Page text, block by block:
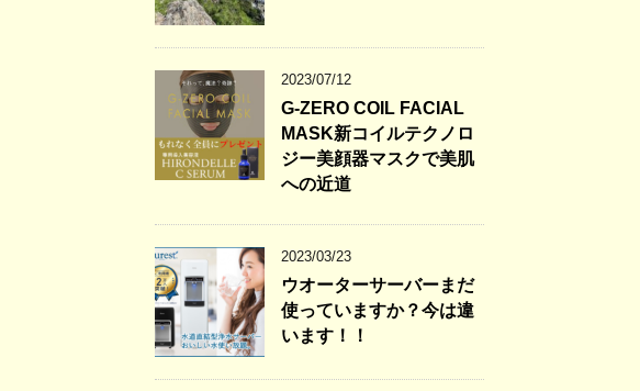
2023/07/12
G-ZERO COIL FACIAL
MASK新コイルテクノロ
ジー美顔器マスクで美肌
への近道
2023/03/23
ウオーターサーバーまだ
使っていますか？今は違
います！！